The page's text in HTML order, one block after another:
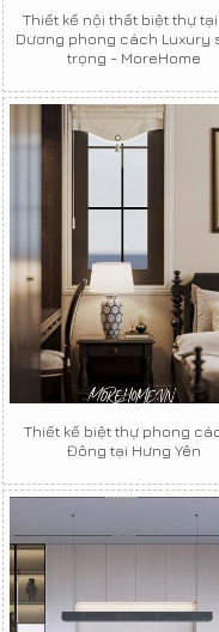
Thiết kế nội thất biệt thự tại
Dương phong cách Luxury
trọng - MoreHome
Thiết kế biệt thự phong
Đông tại Hưng Yên